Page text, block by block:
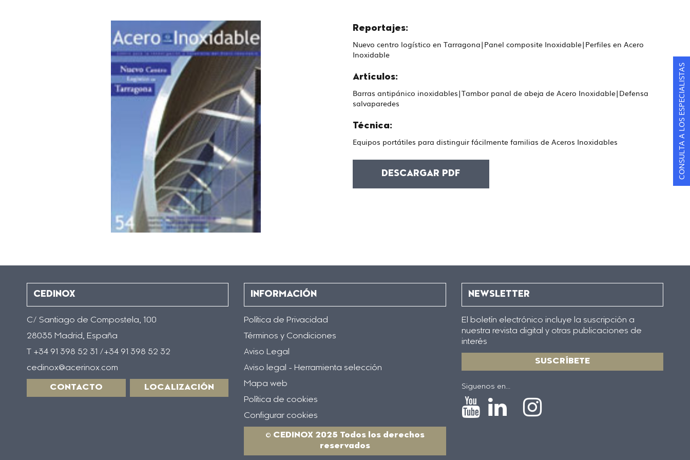
Reportajes:
Nuevo centro logístico en Tarragona|Panel composite Inoxidable|Perfiles en Acero
Inoxidable
Artículos:
Barras antipánico inoxidables|Tambor panal de abeja de Acero Inoxidable|Defensa
salvaparedes
Técnica:
Equipos portátiles para distinguir fácilmente familias de Aceros Inoxidables
DESCARGAR PDF
CEDINOX
C/ Santiago de Compostela, 100
28035 Madrid, España
T +34 91 398 52 31 /+34 91 398 52 32
cedinox@acerinox.com
CONTACTO LOCALIZACIÓN
INFORMACIÓN
Política de Privacidad
Términos y Condiciones
Aviso Legal
Aviso legal - Herramienta selección
Mapa web
Política de cookies
Configurar cookies
© CEDINOX 2025 Todos los derechos
reservados
NEWSLETTER
El boletín electrónico incluye la suscripción a
nuestra revista digital y otras publicaciones de
interés
SUSCRÍBETE
Siguenos en...
Icono
Icono
IconoIcono
CONSULTA A LOS ESPECIALISTAS